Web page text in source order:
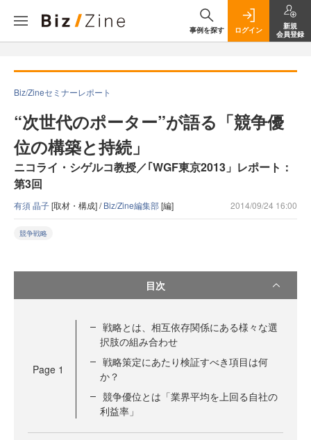
事例を探す ログイン
新規
会員登録
Biz/Zineセミナーレポート
“次世代のポーター”が語る「競争優
位の構築と持続」
ニコライ・シゲルコ教授／｢WGF東京2013」レポート：
第3回
有須 晶子[取材・構成] /Biz/Zine編集部[編] 2014/09/24 16:00
競争戦略
目次
Page 1
戦略とは、相互依存関係にある様々な選
択肢の組み合わせ
戦略策定にあたり検証すべき項目は何
か？
競争優位とは「業界平均を上回る自社の
利益率」